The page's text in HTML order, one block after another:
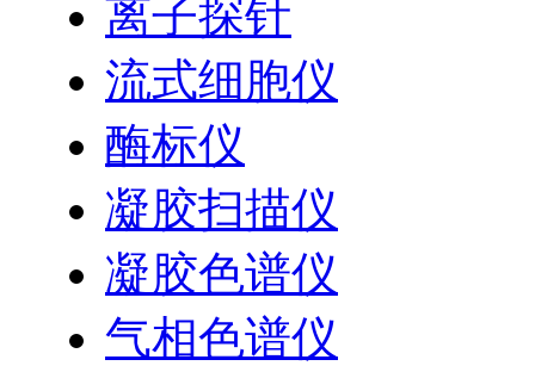
离子探针
流式细胞仪
酶标仪
凝胶扫描仪
凝胶色谱仪
气相色谱仪